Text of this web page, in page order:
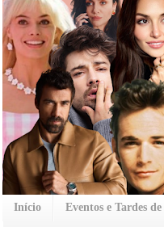
Início Eventos e Tardes